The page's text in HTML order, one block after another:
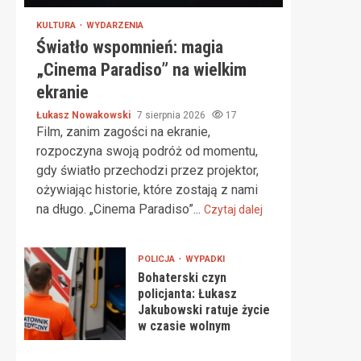
KULTURA WYDARZENIA
Światło wspomnień: magia
„Cinema Paradiso” na wielkim
ekranie
Łukasz Nowakowski 7 sierpnia 2026 17
Film, zanim zagości na ekranie,
rozpoczyna swoją podróż od momentu,
gdy światło przechodzi przez projektor,
ożywiając historie, które zostają z nami
na długo. „Cinema Paradiso”... Czytaj dalej
POLICJA WYPADKI
Bohaterski czyn
policjanta: Łukasz
Jakubowski ratuje życie
w czasie wolnym